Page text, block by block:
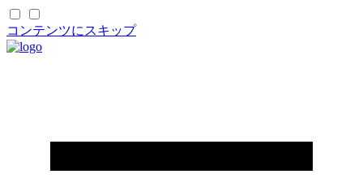
コンテンツにスキップ